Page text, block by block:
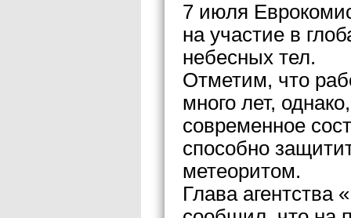
7 июля
на участие в
небесных тел.
Отметим, что
много лет,
современное
способно
метеоритом.
Глава агентства